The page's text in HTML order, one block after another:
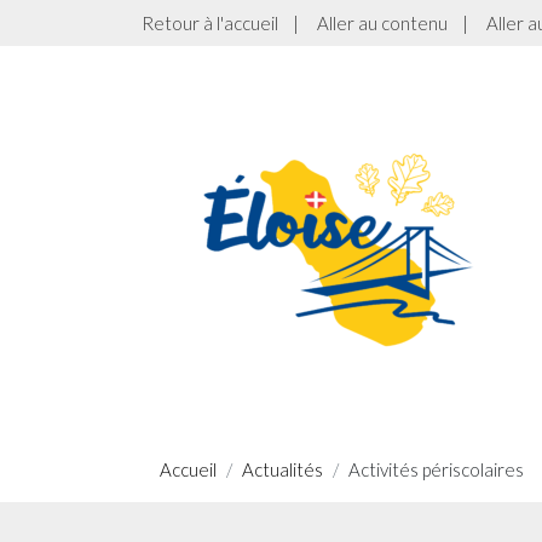
Retour à l'accueil | Aller au contenu | Aller
Accueil Actualités Activités périscolaires